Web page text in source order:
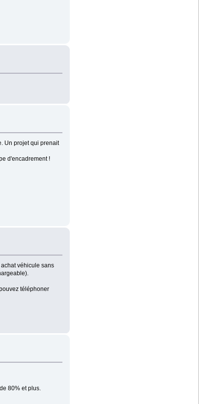
Un projet qui prenait
d'encadrement !
véhicule sans
téléphoner
80% et plus.